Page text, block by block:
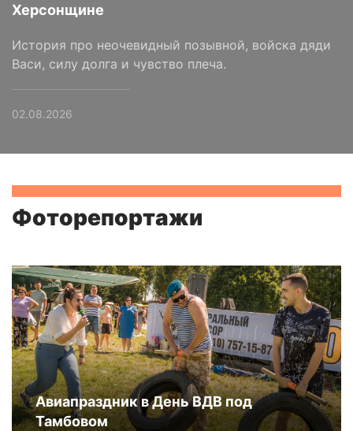
Херсонщине
История про неочевидный позывной, войска дяди
Васи, силу долга и чувство плеча.
02.08.2026
Фоторепортажи
Авиапраздник в День ВДВ под
Тамбовом